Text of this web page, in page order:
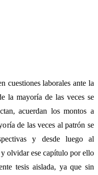
cuestiones laborales ante la
la mayoría de las veces se
acuerdan los montos a
de las veces al patrón se
y desde luego al
olvidar ese capítulo por ello
tesis aislada, ya que sin